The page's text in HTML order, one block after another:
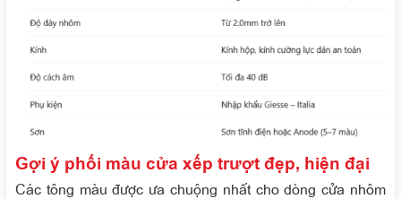
Gợi ý phối màu cửa xếp trượt đẹp, hiện đại
Các tông màu được ưa chuộng nhất cho dòng cửa nhôm